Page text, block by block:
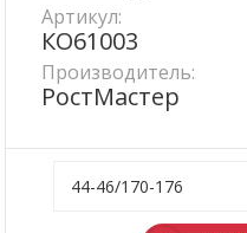
Артикул:
КО61003
Производитель:
РостМастер